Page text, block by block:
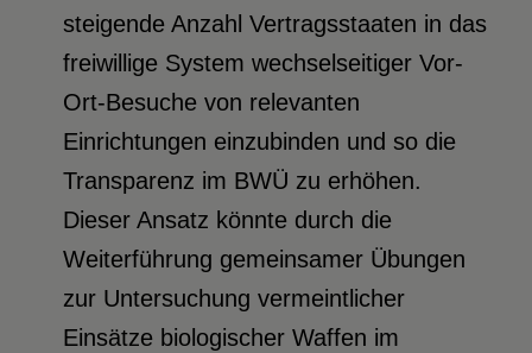
steigende Anzahl Vertragsstaaten in das
freiwillige System wechselseitiger Vor-
Ort-Besuche von relevanten
Einrichtungen einzubinden und so die
Transparenz im BWÜ zu erhöhen.
Dieser Ansatz könnte durch die
Weiterführung gemeinsamer Übungen
zur Untersuchung vermeintlicher
Einsätze biologischer Waffen im